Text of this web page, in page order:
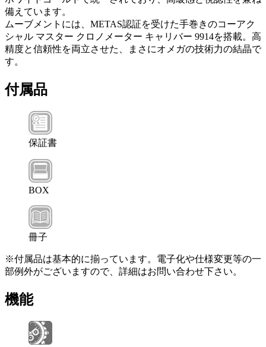
備えています。
ムーブメントには、METAS認証を受けた手巻きのコーアク
シャル マスター クロノメーター キャリバー 9914を搭載。高
精度と信頼性を両立させた、まさにオメガの技術力の結晶で
す。
付属品
保証書
BOX
冊子
※付属品は基本的に揃っています。電子化や仕様変更等の一
部例外がございますので、詳細はお問い合わせ下さい。
機能